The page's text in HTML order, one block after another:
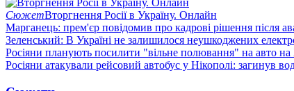
СюжетВторгнення Росії в Україну. Онлайн
Марганець: прем'єр повідомив про кадрові рішення після
Зеленський: В Україні не залишилося неушкоджених
Росіяни планують посилити "вільне полювання" на авто
Росіяни атакували рейсовий автобус у Нікополі: загинув